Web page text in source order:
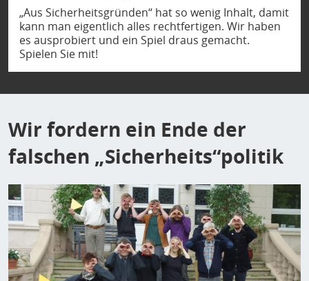
„Aus Sicherheitsgründen“ hat so wenig Inhalt, damit
kann man eigentlich alles rechtfertigen. Wir haben
es ausprobiert und ein Spiel draus gemacht.
Spielen Sie mit!
Wir fordern ein Ende der
falschen „Sicherheits“politik